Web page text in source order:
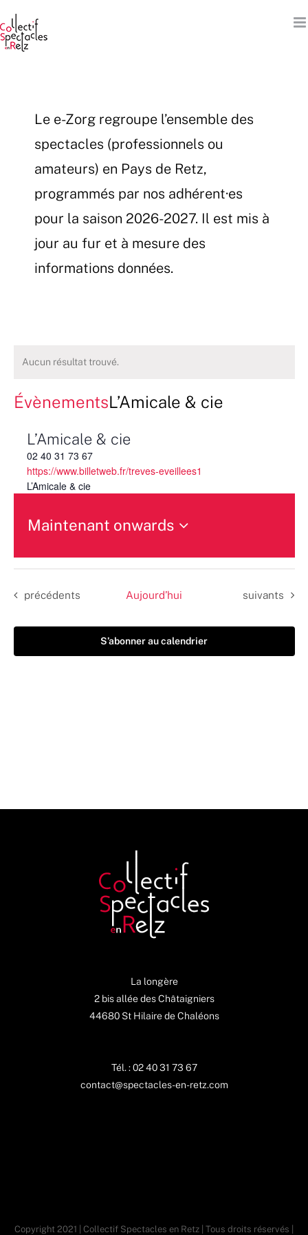
au
contenu
Le e-Zorg regroupe l’ensemble des
spectacles (professionnels ou
amateurs) en Pays de Retz,
programmés par nos adhérent·es
pour la saison 2026-2027. Il est mis à
jour au fur et à mesure des
informations données.
Aucun résultat trouvé.
ÉvènementsL’Amicale & cie
L’Amicale & cie
02 40 31 73 67
https://www.billetweb.fr/treves-eveillees1
L’Amicale & cie
Maintenant onwards
une
date.
Évènements
précédents Aujourd’hui Évènements
suivants
S’abonner au calendrier
La longère
2 bis allée des Châtaigniers
44680 St Hilaire de Chaléons
Tél. : 02 40 31 73 67
contact@spectacles-en-retz.com
Copyright 2021 | Collectif Spectacles en Retz | Tous droits réservés |